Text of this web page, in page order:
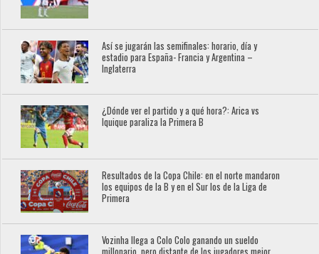
Así se jugarán las semifinales: horario, día y
estadio para España- Francia y Argentina –
Inglaterra
¿Dónde ver el partido y a qué hora?: Arica vs
Iquique paraliza la Primera B
Resultados de la Copa Chile: en el norte mandaron
los equipos de la B y en el Sur los de la Liga de
Primera
Vozinha llega a Colo Colo ganando un sueldo
millonario, pero distante de los jugadores mejor